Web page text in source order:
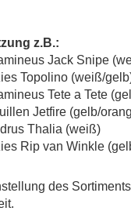
z.B.:
Jack Snipe
Topolino (weiß/
Tete a Tete
Jetfire (gelb/
Thalia (weiß)
Rip van Winkle
des